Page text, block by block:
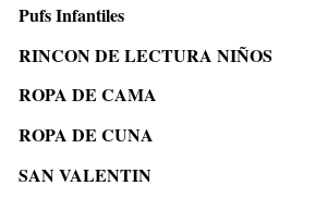
Pufs Infantiles
RINCON DE LECTURA NIÑOS
ROPA DE CAMA
ROPA DE CUNA
SAN VALENTIN